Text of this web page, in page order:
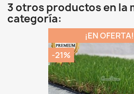
3 otros productos en la
categoría:
¡EN OFERTA!
-21%